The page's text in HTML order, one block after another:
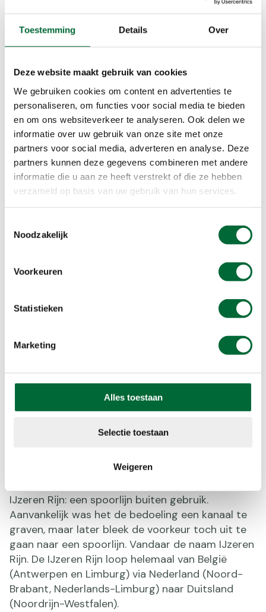
Toestemming Details Over
Deze website maakt gebruik van cookies
We gebruiken cookies om content en advertenties te
personaliseren, om functies voor social media te bieden
en om ons websiteverkeer te analyseren. Ook delen we
informatie over uw gebruik van onze site met onze
partners voor social media, adverteren en analyse. Deze
partners kunnen deze gegevens combineren met andere
informatie die u aan ze heeft verstrekt of die ze hebben
verzameld op basis van uw gebruik van hun services.
Noodzakelijk
Voorkeuren
Statistieken
Marketing
Alles toestaan
Selectie toestaan
Weigeren
Meinvennen, Grenspark Maas-
Swalm-Nette
Deze wandelroute neemt je mee door het
Grenspark Maas-Swalm-Nette. Een natuurgebied
dat in Nederland én Duitsland ligt. Het
natuurgebied is vernoemd naar de drie rivieren
die door het gebied stromen: de Maas, de Swalm
en de Nette. De natuurgebieden Venekotensee
(DE), Krieckenbecker Seen (DE), Groote Heide (NL)
en Nationaal Park De Meinweg (NL) behoren
allemaal onder Grenspark Maas-Swalm-Nette.
gebieden Melickerven en Herkenbosscherven. Een
IJzeren Rijn: een spoorlijn buiten gebruik.
Aanvankelijk was het de bedoeling een kanaal te
graven, maar later bleek de voorkeur toch uit te
gaan naar een spoorlijn. Vandaar de naam IJzeren
Rijn. De IJzeren Rijn loop helemaal van België
(Antwerpen en Limburg) via Nederland (Noord-
Brabant, Nederlands-Limburg) naar Duitsland
(Noordrijn-Westfalen).
IJzeren Rijn. (Foto: © Roel_Meijer, Getty Images)